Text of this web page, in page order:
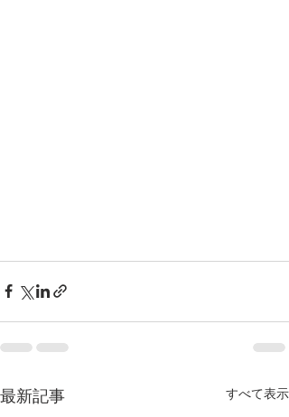
最新記事 すべて表示